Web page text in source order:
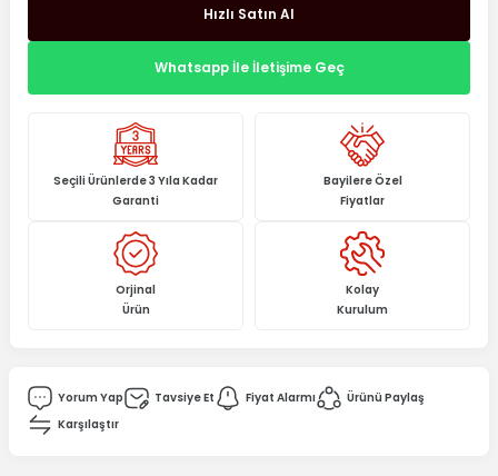
Hızlı Satın Al
Whatsapp İle İletişime Geç
Seçili Ürünlerde 3 Yıla Kadar
Garanti
Bayilere Özel
Fiyatlar
Orjinal
Ürün
Kolay
Kurulum
Yorum Yap Tavsiye Et Fiyat Alarmı
Ürünü Paylaş
Karşılaştır